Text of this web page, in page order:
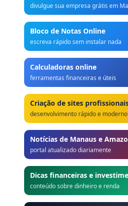
divulgue sua empresa grátis em
Bloco de Notas Online
escreva rápido sem instalar nada
Calculadoras online
ferramentas financeiras e úteis
Criação de sites
desenvolvimento rápido e moderno
Notícias de Manaus e
portal atualizado diariamente
Dicas financeiras e
conteúdo sobre dinheiro e renda